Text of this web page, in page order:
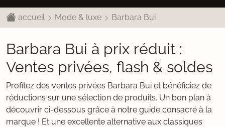
accueil Mode & luxe Barbara Bui
Barbara Bui à prix réduit :
Ventes privées, flash & soldes
Profitez des ventes privées Barbara Bui et bénéficiez de
réductions sur une sélection de produits. Un bon plan à
découvrir ci-dessous grâce à notre guide consacré à la
marque ! Et une excellente alternative aux classiques